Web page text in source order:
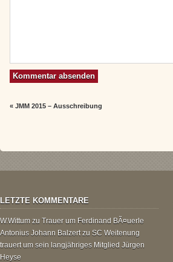
«JMM 2015 – Ausschreibung
LETZTE KOMMENTARE
W.Wittum zu Trauer um Ferdinand BÃ¤uerle
Antonius Johann Balzertzu SC Weitenung
trauert um sein langjähriges Mitglied Jürgen
Heyse